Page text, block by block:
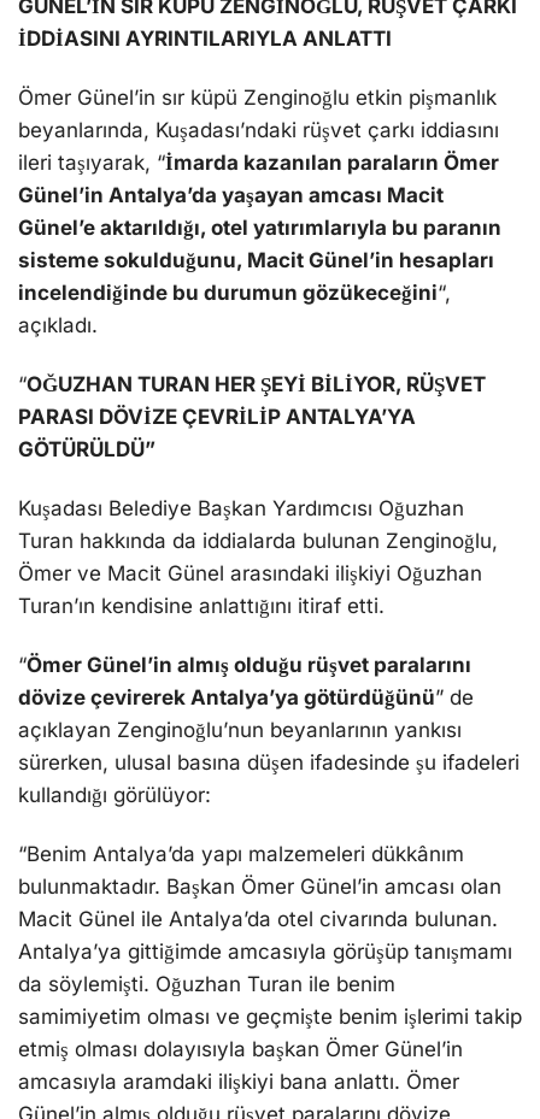
PARASI DÖVİZE ÇEVRİLİP ANTALYA’YA
GÖTÜRÜLDÜ”
Kuşadası Belediye Başkan Yardımcısı Oğuzhan
Turan hakkında da iddialarda bulunan Zenginoğlu,
Ömer ve Macit Günel arasındaki ilişkiyi Oğuzhan
Turan’ın kendisine anlattığını itiraf etti.
“Ömer Günel’in almış olduğu rüşvet paralarını
dövize çevirerek Antalya’ya götürdüğünü” de
açıklayan Zenginoğlu’nun beyanlarının yankısı
kullandığı görülüyor:
“Benim Antalya’da yapı malzemeleri dükkânım
Macit Günel ile Antalya’da otel civarında bulunan.
Antalya’ya gittiğimde amcasıyla görüşüp tanışmamı
da söylemişti. Oğuzhan Turan ile benim
samimiyetim olması ve geçmişte benim işlerimi takip
etmiş olması dolayısıyla başkan Ömer Günel’in
amcasıyla aramdaki ilişkiyi bana anlattı. Ömer
Günel’in almış olduğu rüşvet paralarını dövize
çevirerek Antalya’ya götürdüğünü, Antalya’da evi
yapabileceğini, otellerine malzeme satabileceğimi
bana söyledi. Ömer Günel şehir dışına çıkacağı
zaman Oğuzhan Turan’ın bilgisini oluyordu ve Ömer
Günel’in amcasının yanına gittiğini Oğuzhan
Turan’dan öğreniyordum. Macit Günel’in hesapları
ve mal varlığı araştırıldığında kaynağı belirsiz yüklü
miktarda bir para girişinin olduğu tespit edilebilir”,
dedi.
BAŞSAVCILIK, RÜŞVET İDDİALARINI
ARAŞTIRIYOR!
YENİ OPERASYON KAPI DA MI?